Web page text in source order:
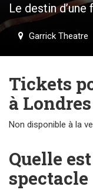
Le destin
Garrick Theatre
Tickets
à Londres
Non disponible à la
Quelle
spectacle